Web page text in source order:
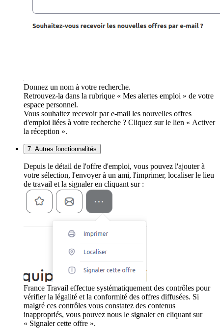
Donnez un nom à votre recherche.
Retrouvez-la dans la rubrique « Mes alertes emploi » de votre
espace personnel.
Vous souhaitez recevoir par e-mail les nouvelles offres
d'emploi liées à votre recherche ? Cliquez sur le lien « Activer
la réception ».
7. Autres fonctionnalités
Depuis le détail de l'offre d'emploi, vous pouvez l'ajouter à
votre sélection, l'envoyer à un ami, l'imprimer, localiser le lieu
de travail et la signaler en cliquant sur :
France Travail effectue systématiquement des contrôles pour
vérifier la légalité et la conformité des offres diffusées. Si
malgré ces contrôles vous constatez des contenus
inappropriés, vous pouvez nous le signaler en cliquant sur
« Signaler cette offre ».